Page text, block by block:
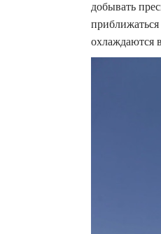
добывать
охлаждаются